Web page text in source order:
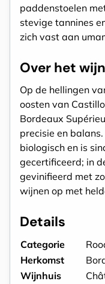
paddenstoelen
stevige tannines
zich vast aan
Over het
Op de hellingen
oosten van
Bordeaux
precisie en
biologisch en is
gecertificeerd; in
gevinifieerd met
wijnen op met
Details
Categorie
Herkomst
Wijnhuis